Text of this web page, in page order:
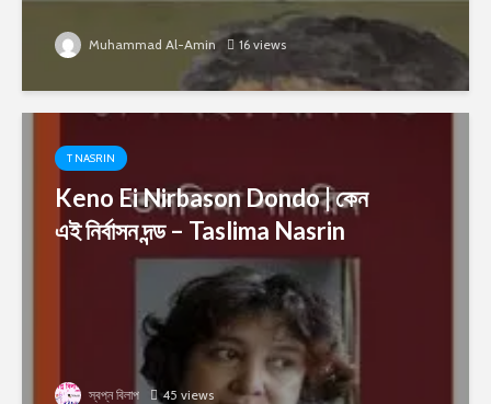
Muhammad Al-Amin 16 views
T NASRIN
Keno Ei Nirbason Dondo | কেন
এই নির্বাসন দন্ড – Taslima Nasrin
স্বপ্ন বিলাপ 45 views